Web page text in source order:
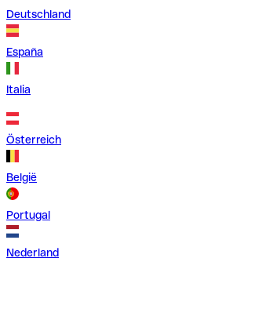
Deutschland
España
Italia
Österreich
België
Portugal
Nederland